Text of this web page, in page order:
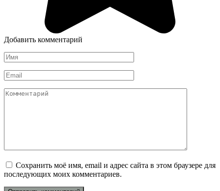
Добавить комментарий
Имя
*
Email
*
Комментарий
Сохранить моё имя, email и адрес сайта в этом браузере для
последующих моих комментариев.